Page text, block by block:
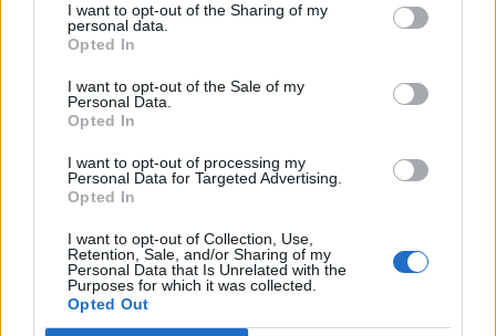
I want to opt-out of the Sharing of my
personal data.
Opted In
I want to opt-out of the Sale of my
Personal Data.
Opted In
I want to opt-out of processing my
Personal Data for Targeted Advertising.
Opted In
I want to opt-out of Collection, Use,
Retention, Sale, and/or Sharing of my
Personal Data that Is Unrelated with the
Purposes for which it was collected.
Opted Out
Facebook Share on X Bluesky